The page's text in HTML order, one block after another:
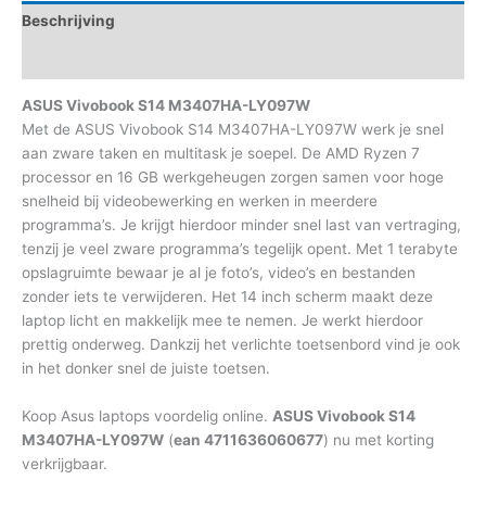
Beschrijving
ASUS Vivobook S14 M3407HA-LY097W
Met de ASUS Vivobook S14 M3407HA-LY097W werk je snel
aan zware taken en multitask je soepel. De AMD Ryzen 7
processor en 16 GB werkgeheugen zorgen samen voor hoge
snelheid bij videobewerking en werken in meerdere
programma’s. Je krijgt hierdoor minder snel last van vertraging,
tenzij je veel zware programma’s tegelijk opent. Met 1 terabyte
opslagruimte bewaar je al je foto’s, video’s en bestanden
zonder iets te verwijderen. Het 14 inch scherm maakt deze
laptop licht en makkelijk mee te nemen. Je werkt hierdoor
prettig onderweg. Dankzij het verlichte toetsenbord vind je ook
in het donker snel de juiste toetsen.
Koop Asus laptops voordelig online. ASUS Vivobook S14
M3407HA-LY097W (ean 4711636060677) nu met korting
verkrijgbaar.